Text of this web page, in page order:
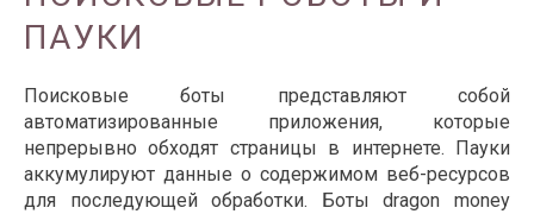
ПАУКИ
Поисковые боты представляют собой
автоматизированные приложения, которые
непрерывно обходят страницы в интернете. Пауки
аккумулируют данные о содержимом веб-ресурсов
для последующей обработки. Боты dragon money